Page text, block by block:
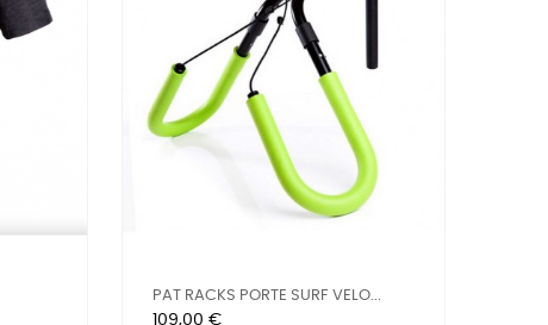
PAT RACKS PORTE SURF VELO...
Prix
109,00 €